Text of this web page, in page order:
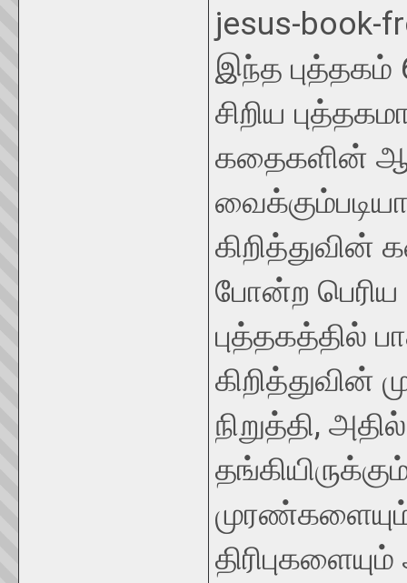
jesus-book-
இந்த
சிறிய
கதைகளின்
போன்ற
புத்தகத்தில்
கிறித்துவின்
நிறுத்தி,